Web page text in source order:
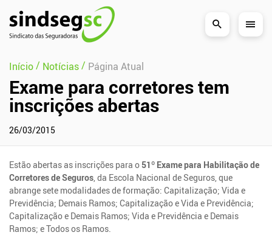
Pular Navegação (s)
Início/ Notícias/ Página Atual
Exame para corretores tem
inscrições abertas
26/03/2015
Estão abertas as inscrições para o51º Exame para Habilitação de
Corretores de Seguros , da Escola Nacional de Seguros, que
abrange sete modalidades de formação: Capitalização; Vida e
Previdência; Demais Ramos; Capitalização e Vida e Previdência;
Capitalização e Demais Ramos; Vida e Previdência e Demais
Ramos; e Todos os Ramos.